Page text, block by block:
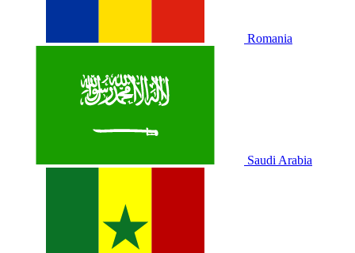
Romania
Saudi Arabia